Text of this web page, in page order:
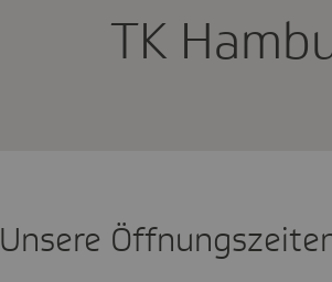
TK
Unsere